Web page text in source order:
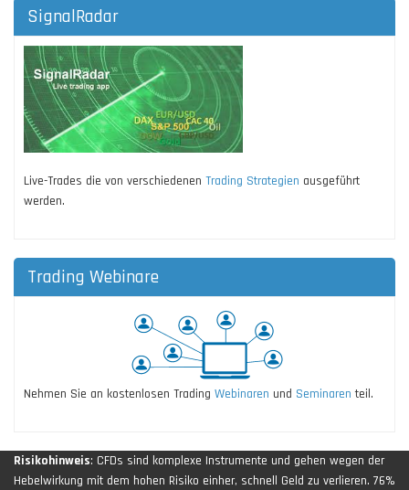
SignalRadar
Live-Trades die von verschiedenen Trading Strategien ausgeführt
werden.
Trading Webinare
Nehmen Sie an kostenlosen Trading Webinaren und Seminaren teil.
Risikohinweis: CFDs sind komplexe Instrumente und gehen wegen der
Hebelwirkung mit dem hohen Risiko einher, schnell Geld zu verlieren. 76%